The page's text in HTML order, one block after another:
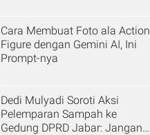
Cara Membuat Foto ala Action
Figure dengan Gemini AI, Ini
Prompt-nya
Dedi Mulyadi Soroti Aksi
Pelemparan Sampah ke
Gedung DPRD Jabar: Jangan